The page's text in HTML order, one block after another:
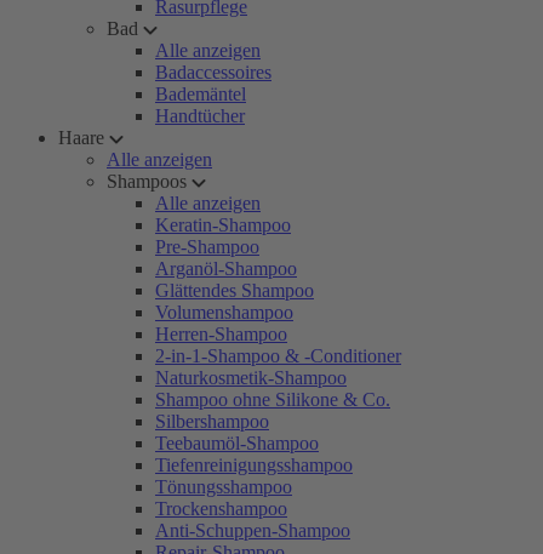
Rasurpflege
Bad
Alle anzeigen
Badaccessoires
Bademäntel
Handtücher
Haare
Alle anzeigen
Shampoos
Alle anzeigen
Keratin-Shampoo
Pre-Shampoo
Arganöl-Shampoo
Glättendes Shampoo
Volumenshampoo
Herren-Shampoo
2-in-1-Shampoo & -Conditioner
Naturkosmetik-Shampoo
Shampoo ohne Silikone & Co.
Silbershampoo
Teebaumöl-Shampoo
Tiefenreinigungsshampoo
Tönungsshampoo
Trockenshampoo
Anti-Schuppen-Shampoo